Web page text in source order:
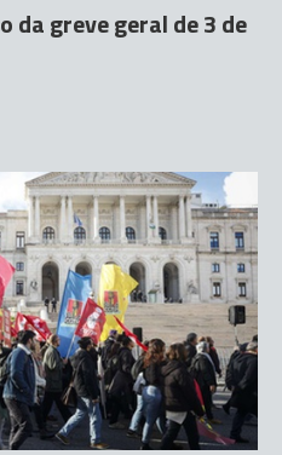
da greve geral de 3 de